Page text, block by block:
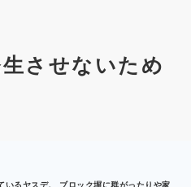
させないため
いるヤスデ。 ブロック塀に群がったりや家